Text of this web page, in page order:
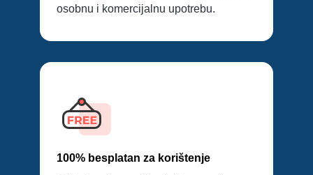
osobnu i komercijalnu upotrebu.
100% besplatan za korištenje